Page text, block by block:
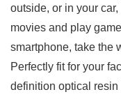
outside, or in your
movies and play
smartphone, take the
Perfectly fit for your
definition optical